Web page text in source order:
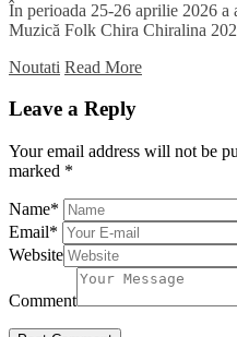
În perioada 25-26 aprilie 2026
Muzică Folk Chira Chiralina
Noutati Read More
Leave a Reply
Your email address will not be
marked *
Name*
Email*
Website
Comment